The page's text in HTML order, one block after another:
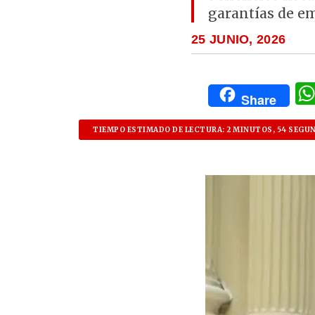
garantías de
25 JUNIO, 2026
Share
TIEMPO ESTIMADO DE LECTURA: 2 MINUTOS, 54